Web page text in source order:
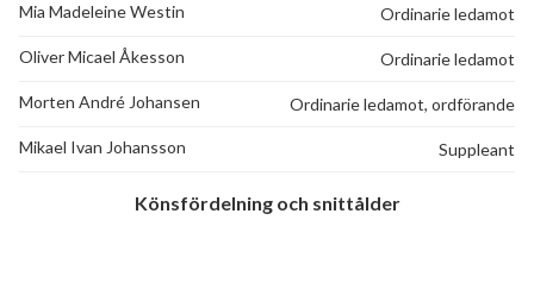
Mia Madeleine Westin Ordinarie ledamot
Oliver Micael Åkesson Ordinarie ledamot
Morten André Johansen Ordinarie ledamot, ordförande
Mikael Ivan Johansson Suppleant
Könsfördelning och snittålder